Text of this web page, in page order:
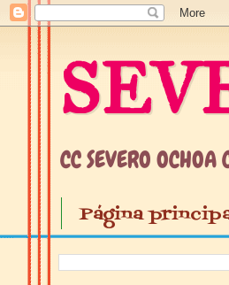
CC SEVERO
Página